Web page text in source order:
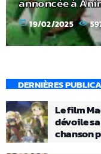
annoncée à
today 19/02/2025
DERNIÈRES
Le film
dévoile
chanson